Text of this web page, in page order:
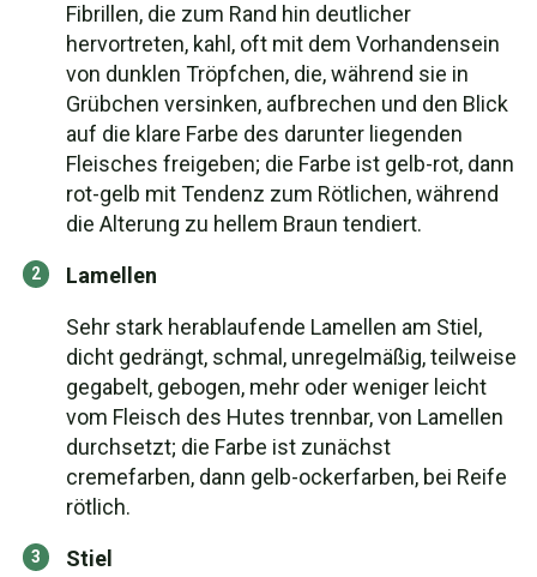
Fibrillen, die zum Rand hin deutlicher
hervortreten, kahl, oft mit dem Vorhandensein
von dunklen Tröpfchen, die, während sie in
Grübchen versinken, aufbrechen und den Blick
auf die klare Farbe des darunter liegenden
Fleisches freigeben; die Farbe ist gelb-rot, dann
rot-gelb mit Tendenz zum Rötlichen, während
die Alterung zu hellem Braun tendiert.
Lamellen
Sehr stark herablaufende Lamellen am Stiel,
dicht gedrängt, schmal, unregelmäßig, teilweise
gegabelt, gebogen, mehr oder weniger leicht
vom Fleisch des Hutes trennbar, von Lamellen
durchsetzt; die Farbe ist zunächst
cremefarben, dann gelb-ockerfarben, bei Reife
rötlich.
Stiel